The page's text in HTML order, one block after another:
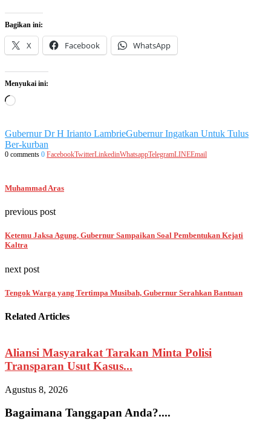
Bagikan ini:
X Facebook WhatsApp
Menyukai ini:
Memuat...
Gubernur Dr H Irianto LambrieGubernur Ingatkan Untuk Tulus
Ber-kurban
0 comments 0 FacebookTwitterLinkedinWhatsappTelegramLINEEmail
Muhammad Aras
previous post
Ketemu Jaksa Agung, Gubernur Sampaikan Soal Pembentukan Kejati
Kaltra
next post
Tengok Warga yang Tertimpa Musibah, Gubernur Serahkan Bantuan
Related Articles
Aliansi Masyarakat Tarakan Minta Polisi
Transparan Usut Kasus...
Agustus 8, 2026
Bagaimana Tanggapan Anda?....